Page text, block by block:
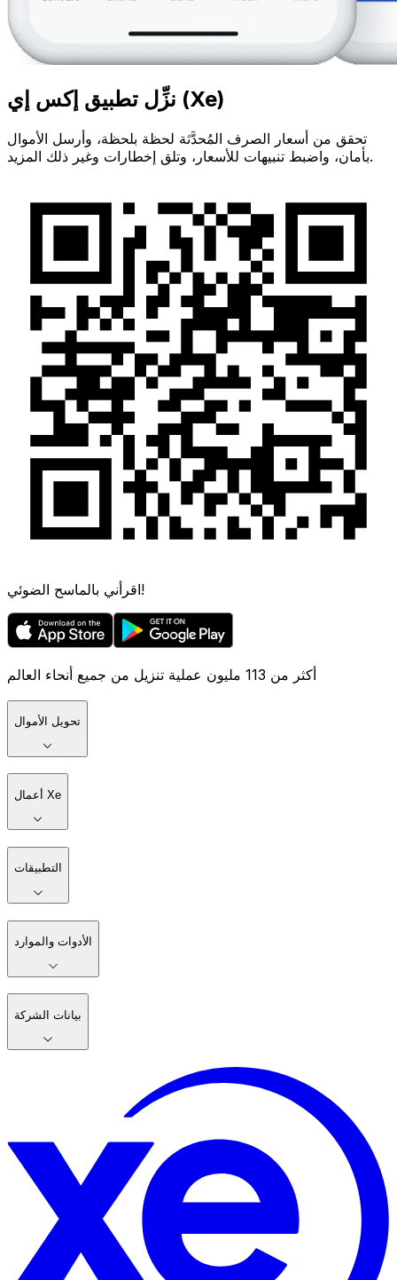
نزِّل تطبيق إكس إي (Xe)
تحقق من أسعار الصرف المُحدَّثة لحظة بلحظة، وأرسل الأموال
بأمان، واضبط تنبيهات للأسعار، وتلق إخطارات وغير ذلك المزيد.
اقرأني بالماسح الضوئي!
أكثر من 113 مليون عملية تنزيل من جميع أنحاء العالم
تحويل الأموال
أعمال Xe
التطبيقات
الأدوات والموارد
بيانات الشركة